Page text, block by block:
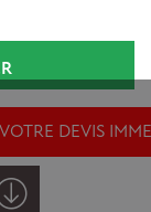
VOTRE DEVIS